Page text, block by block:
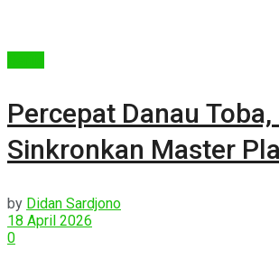
Percepat Danau
Sinkronkan Master
by Didan Sardjono
18 April 2026
0